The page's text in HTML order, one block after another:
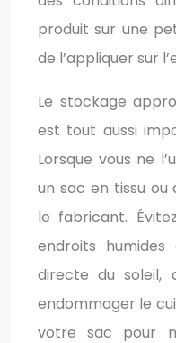
produit sur une
de l’appliquer sur
Le stockage
est tout aussi
Lorsque vous ne
un sac en tissu ou
le fabricant.
endroits
directe du soleil,
endommager le
votre sac pour